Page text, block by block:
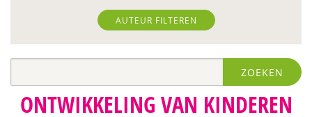
Marijke Adema
Ilse Aerden
Teatske Altenburg
AUTEUR FILTEREN
ZOEKEN
ONTWIKKELING VAN KINDEREN